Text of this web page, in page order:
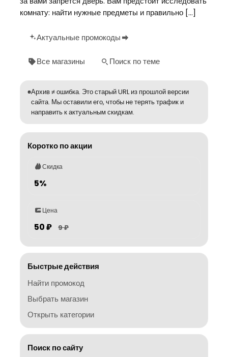
комнату: найти нужные предметы и правильно […]
Актуальные промокоды
Все магазины Поиск по теме
Архив ≠ ошибка. Это старый URL из прошлой версии
сайта. Мы оставили его, чтобы не терять трафик и
направить к актуальным скидкам.
Коротко по акции
Скидка
5%
Цена
50 ₽ 9 ₽
Быстрые действия
Найти промокод
Выбрать магазин
Открыть категории
Поиск по сайту